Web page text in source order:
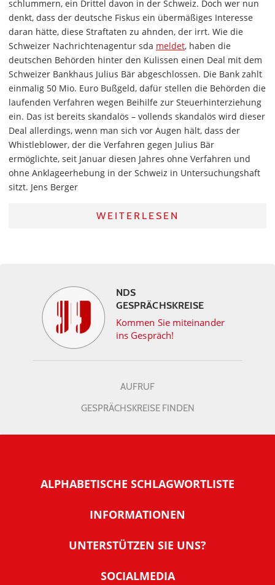
schlummern, ein Drittel davon in der Schweiz. Doch wer nun
denkt, dass der deutsche Fiskus ein übermäßiges Interesse
daran hätte, diese Straftaten zu ahnden, der irrt. Wie die
Schweizer Nachrichtenagentur sda meldet, haben die
deutschen Behörden hinter den Kulissen einen Deal mit dem
Schweizer Bankhaus Julius Bär abgeschlossen. Die Bank zahlt
einmalig 50 Mio. Euro Bußgeld, dafür stellen die Behörden die
laufenden Verfahren wegen Beihilfe zur Steuerhinterziehung
ein. Das ist bereits skandalös – vollends skandalös wird dieser
Deal allerdings, wenn man sich vor Augen hält, dass der
Whistleblower, der die Verfahren gegen Julius Bär
ermöglichte, seit Januar diesen Jahres ohne Verfahren und
ohne Anklageerhebung in der Schweiz in Untersuchungshaft
sitzt. Jens Berger
WEITERLESEN
NDS
GESPRÄCHSKREISE
Kommen Sie miteinander
ins Gespräch!
AUFRUF
GESPRÄCHSKREISE FINDEN
ALPHABETISCHE SCHLAGWORTLISTE
INFORMATIONEN
Warum NachDenkSeiten
Tipps zur Nutzung der NachDenkSeiten
UNTERSTÜTZEN SIE UNS?
SOCIALMEDIA